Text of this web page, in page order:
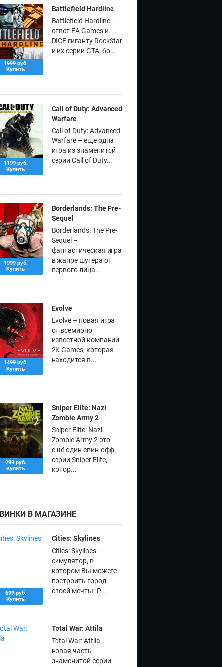
1999 руб.
Купить
Battlefield Hardline
Battlefield Hardline –
ответ EA Games и
DICE гиганту RockStar
и их серии GTA, бо...
1199 руб.
Купить
Call of Duty: Advanced
Warfare
Call of Duty: Advanced
Warfare – еще одна
игра из знаменитой
серии Call of Duty...
1999 руб.
Купить
Borderlands: The Pre-
Sequel
Borderlands: The Pre-
Sequel –
фантастическая игра
в жанре шутера от
первого лица...
1499 руб.
Купить
Evolve
Evolve – новая игра
от всемирно
известной компании
2K Games, которая
находится в...
299 руб.
Купить
Sniper Elite: Nazi
Zombie Army 2
Sniper Elite: Nazi
Zombie Army 2 это
ещё один спин-офф
серии Sniper Elite,
котор...
В МАГАЗИНЕ
699 руб.
Купить
Cities: Skylines
Cities: Skylines –
симулятор, в
котором Вы можете
построить город
своей мечты. Р...
Total War: Attila
Total War: Attila –
новая часть
знаменитой серии